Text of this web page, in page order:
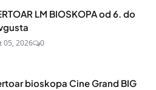
LM BIOSKOPA od 6. do
05, 2026 0
bioskopa Cine Grand BIG